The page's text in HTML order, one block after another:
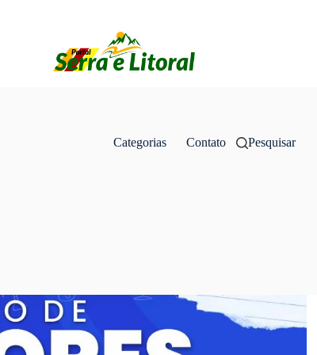
Categorias Contato Pesquisar